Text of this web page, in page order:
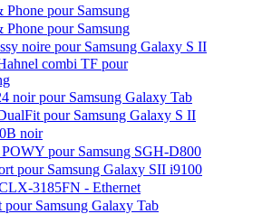
pour Samsung
pour Samsung
noire pour Samsung Galaxy S II
combi TF pour
noir pour Samsung Galaxy Tab
pour Samsung Galaxy S II
noir
POWY pour Samsung SGH-D800
pour Samsung Galaxy SII i9100
3185FN - Ethernet
Samsung Galaxy Tab